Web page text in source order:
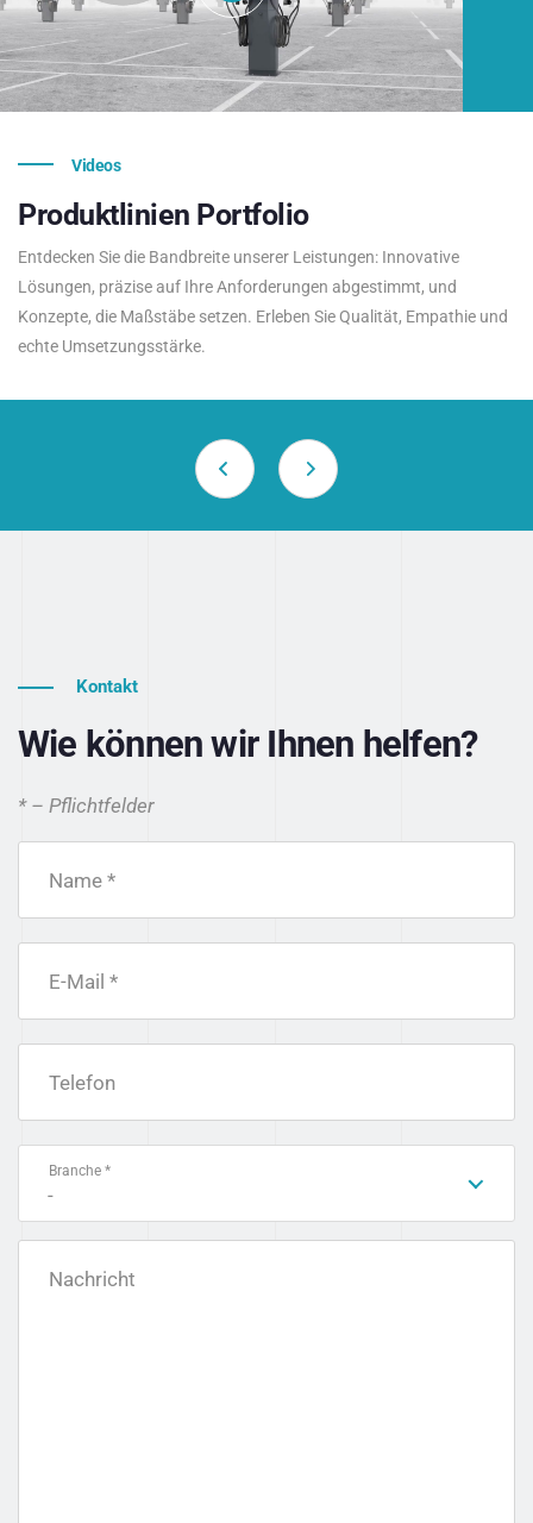
Videos
Produktlinien Portfolio
Entdecken Sie die Bandbreite unserer Leistungen: Innovative
Lösungen, präzise auf Ihre Anforderungen abgestimmt, und
Konzepte, die Maßstäbe setzen. Erleben Sie Qualität, Empathie und
echte Umsetzungsstärke.
Kontakt
Wie können wir Ihnen helfen?
* – Pflichtfelder
Name *
E-Mail *
Telefon
Branche *
-
Nachricht